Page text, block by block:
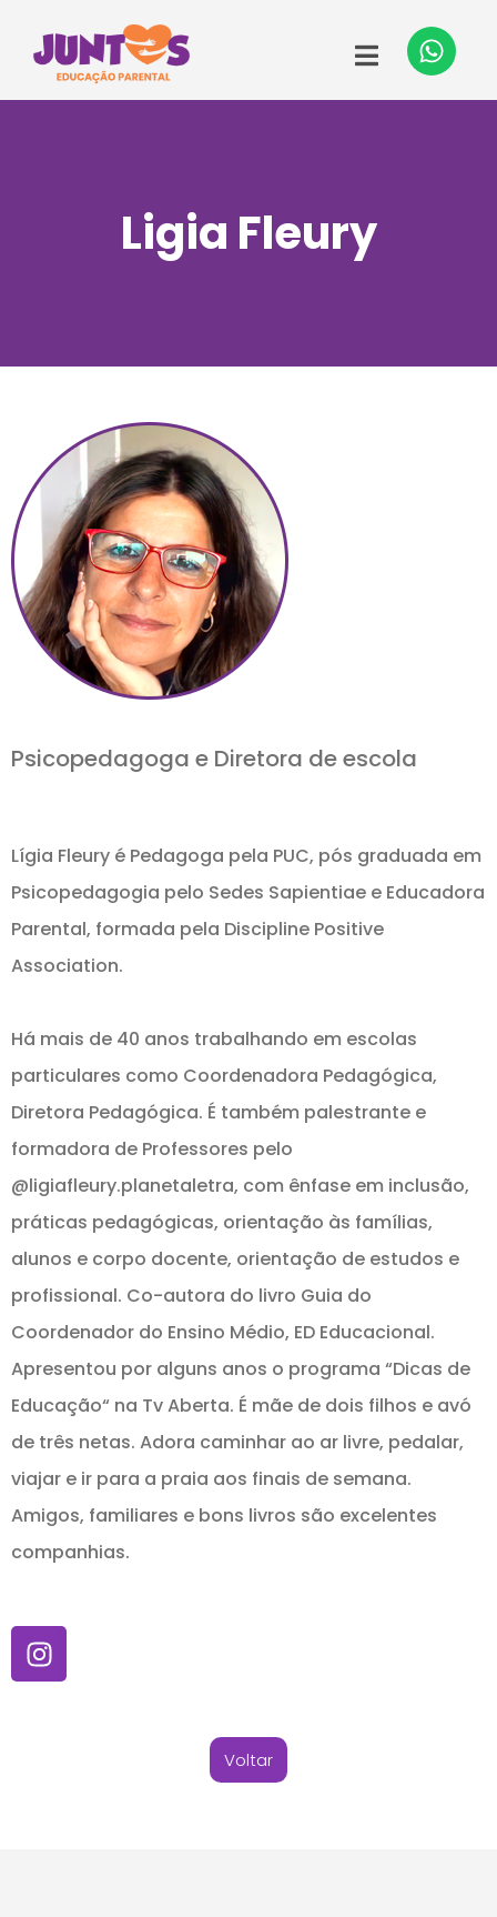
Ligia Fleury
Psicopedagoga e Diretora de escola
Lígia Fleury é Pedagoga pela PUC, pós graduada em
Psicopedagogia pelo Sedes Sapientiae e Educadora
Parental, formada pela Discipline Positive
Association.
Há mais de 40 anos trabalhando em escolas
particulares como Coordenadora Pedagógica,
Diretora Pedagógica. É também palestrante e
formadora de Professores pelo
@ligiafleury.planetaletra, com ênfase em inclusão,
práticas pedagógicas, orientação às famílias,
alunos e corpo docente, orientação de estudos e
profissional. Co-autora do livro Guia do
Coordenador do Ensino Médio, ED Educacional.
Apresentou por alguns anos o programa “Dicas de
Educação“ na Tv Aberta. É mãe de dois filhos e avó
de três netas. Adora caminhar ao ar livre, pedalar,
viajar e ir para a praia aos finais de semana.
Amigos, familiares e bons livros são excelentes
companhias.
Voltar